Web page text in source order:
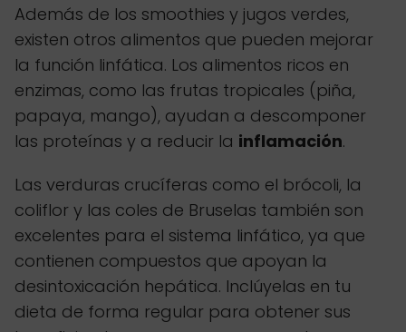
Además de los smoothies y jugos verdes,
existen otros alimentos que pueden mejorar
la función linfática. Los alimentos ricos en
enzimas, como las frutas tropicales (piña,
papaya, mango), ayudan a descomponer
las proteínas y a reducir la inflamación.
Las verduras crucíferas como el brócoli, la
coliflor y las coles de Bruselas también son
excelentes para el sistema linfático, ya que
contienen compuestos que apoyan la
desintoxicación hepática. Inclúyelas en tu
dieta de forma regular para obtener sus